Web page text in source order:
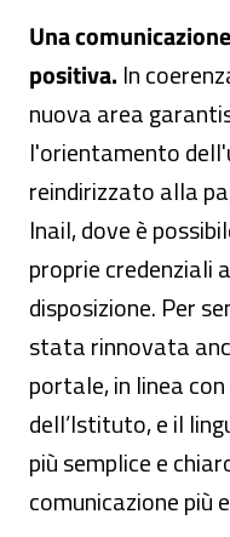
Una
positiva. In
nuova area
l'orientamento
reindirizzato alla
Inail, dove è
proprie credenziali
disposizione. Per
stata rinnovata
portale, in linea
dell’Istituto, e il
più semplice e
comunicazione più